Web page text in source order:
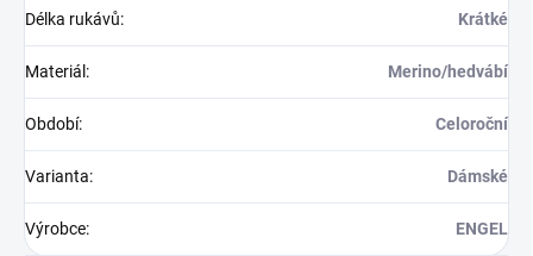
Délka rukávů: Krátké
Materiál : Merino/hedvábí
Období: Celoroční
Varianta: Dámské
Výrobce: ENGEL